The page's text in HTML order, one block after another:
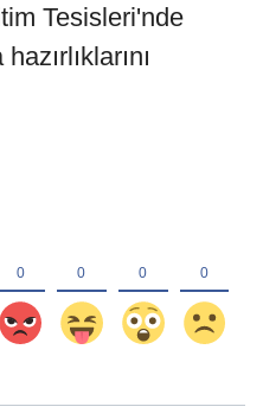
Tesisleri'nde